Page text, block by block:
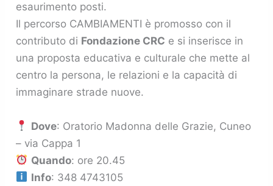
esaurimento posti.
Il percorso CAMBIAMENTI è promosso con il
contributo di Fondazione CRC e si inserisce in
una proposta educativa e culturale che mette al
centro la persona, le relazioni e la capacità di
immaginare strade nuove.
Dove: Oratorio Madonna delle Grazie, Cuneo
– via Cappa 1
Quando: ore 20.45
Info: 348 4743105